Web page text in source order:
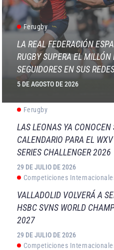
Ferugby
LA REAL FEDERACIÓN
RUGBY SUPERA EL MILLÓN
SEGUIDORES EN SUS
5 DE AGOSTO DE 2026
Ferugby
LAS LEONAS YA CONOCEN
CALENDARIO PARA EL
SERIES CHALLENGER 2026
29 DE JULIO DE 2026
Competiciones
VALLADOLID VOLVERÁ A
HSBC SVNS WORLD
2027
29 DE JULIO DE 2026
Competiciones